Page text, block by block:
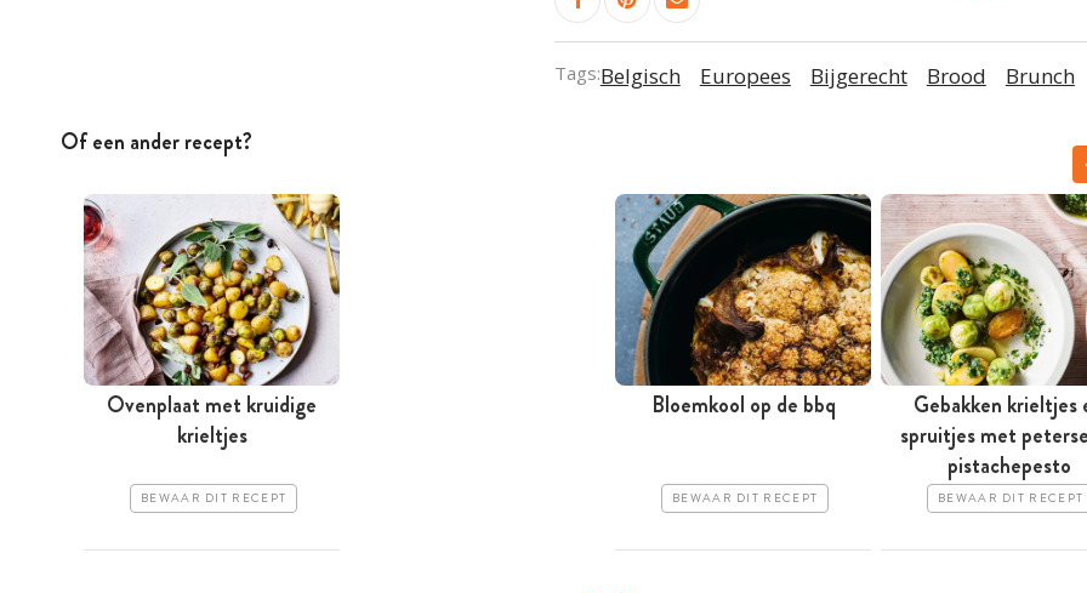
Tags:Belgisch Europees Bijgerecht Brood Brunch
Of een ander recept?
Ovenplaat met kruidige
krieltjes
BEWAAR DIT RECEPT
Bloemkool op de bbq
BEWAAR DIT RECEPT
Gebakken krieltjes
spruitjes met
pistachepesto
BEWAAR DIT RECEPT